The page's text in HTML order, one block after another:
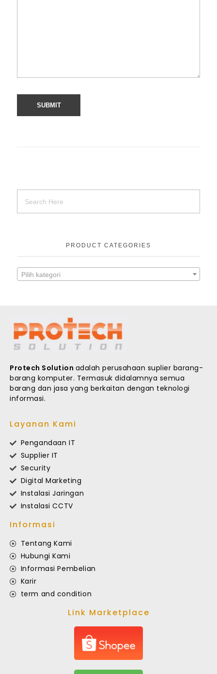
PRODUCT CATEGORIES
Pilih kategori
Protech Solution adalah perusahaan suplier barang-
barang komputer. Termasuk didalamnya semua
barang dan jasa yang berkaitan dengan teknologi
informasi.
Layanan Kami
Pengandaan IT
Supplier IT
Security
Digital Marketing
Instalasi Jaringan
Instalasi CCTV
Informasi
Tentang Kami
Hubungi Kami
Informasi Pembelian
Karir
term and condition
Link Marketplace